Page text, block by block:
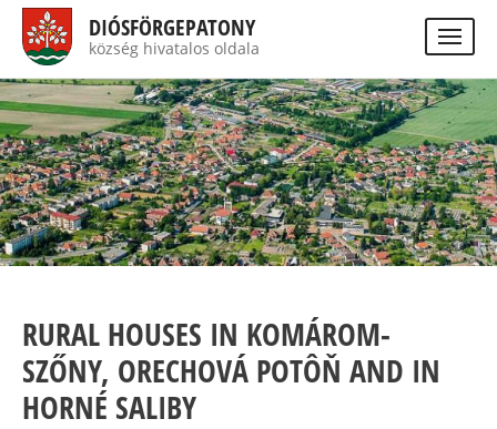
a
DIÓSFÖRGEPATONY
község hivatalos oldala
Visually
site
version
Keres
RURAL HOUSES IN KOMÁROM-
SZŐNY, ORECHOVÁ POTÔŇ AND IN
HORNÉ SALIBY